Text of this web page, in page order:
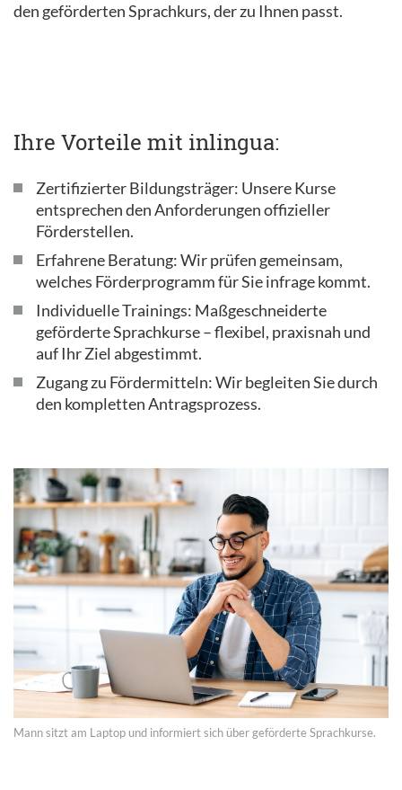
den geförderten Sprachkurs, der zu Ihnen passt.
Ihre Vorteile mit inlingua:
Zertifizierter Bildungsträger: Unsere Kurse
entsprechen den Anforderungen offizieller
Förderstellen.
Erfahrene Beratung: Wir prüfen gemeinsam,
welches Förderprogramm für Sie infrage kommt.
Individuelle Trainings: Maßgeschneiderte
geförderte Sprachkurse – flexibel, praxisnah und
auf Ihr Ziel abgestimmt.
Zugang zu Fördermitteln: Wir begleiten Sie durch
den kompletten Antragsprozess.
Mann sitzt am Laptop und informiert sich über geförderte Sprachkurse.